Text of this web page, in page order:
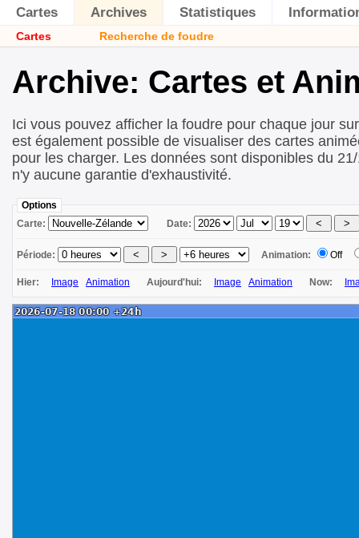
Cartes Archives Statistiques
Cartes Recherche de foudre
Archive: Cartes et
Ici vous pouvez afficher la foudre pour chaque jour
est également possible de visualiser des cartes
pour les charger. Les données sont disponibles du
n'y aucune garantie d'exhaustivité.
Options
Carte:
Date:
Période: Animation: Off
Hier: Image Animation Aujourd'hui: Image Animation Now: